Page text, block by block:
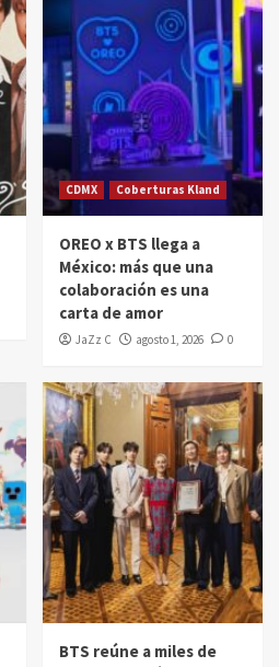
CDMX Coberturas Kland
OREO x BTS llega a
México: más que una
colaboración es una
carta de amor
JaZz C agosto 1, 2026 0
BTS reúne a miles de